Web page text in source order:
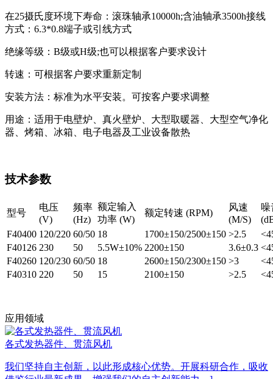
在25摄氏度环境下寿命：滚珠轴承10000h;含油轴承3500h接线
方式：6.3*0.8端子或引线方式
绝缘等级：B级或H级;也可以根据客户要求设计
转速：可根据客户要求重新定制
安装方法：标准为水平安装。可按客户要求调整
用途：适用于电壁炉、真火壁炉、大型取暖器、大型空气净化
器、烤箱、冰箱、电子电器及工业设备散热
技术参数
型号
电压
(V)
频率
(Hz)
额定输入
功率 (W)
额定转速 (RPM)
风速
(M/S)
噪
F40400 120/220 60/50 18 1700±150/2500±150 >2.5
F40126 230 50 5.5W±10% 2200±150 3.6±0.3
F40260 120/230 60/50 18 2600±150/2300±150 >3
F40310 220 50 15 2100±150 >2.5
应用领域
各式发热器件、贯流风机
我们坚持自主创新，以此形成核心优势。开展科研合作，吸收